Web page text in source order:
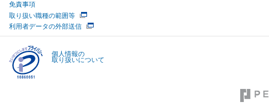
免責事項
取り扱い職種の範囲等
利用者データの外部送信
個人情報の
取り扱いについて